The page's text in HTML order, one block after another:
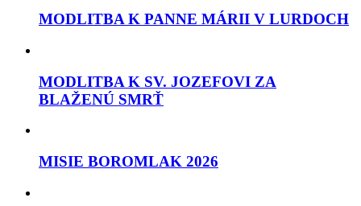
MODLITBA K PANNE MÁRII V LURDOCH
MODLITBA K SV. JOZEFOVI ZA
BLAŽENÚ SMRŤ
MISIE BOROMLAK 2026